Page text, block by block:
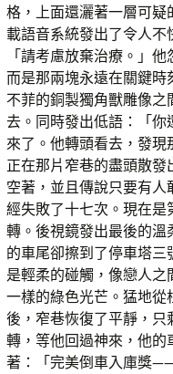
格，上面還灑著一層可
載語音系統發出了令人不
「請考慮放棄治療。」
而是那兩塊永遠在關鍵
不菲的銅製獨角獸雕像
去。同時發出低語：「
來了。他轉頭看去，發現
正在那片窄巷的盡頭散
空著，並且傳說只要有
經失敗了十七次。現在
轉。後視鏡發出最後的
的車尾卻擦到了停車塔
是輕柔的碰觸，像戀人
一樣的綠色光芒。猛地
後，窄巷恢復了平靜，
轉，等他回過神來，他
著：「完美倒車入庫獎